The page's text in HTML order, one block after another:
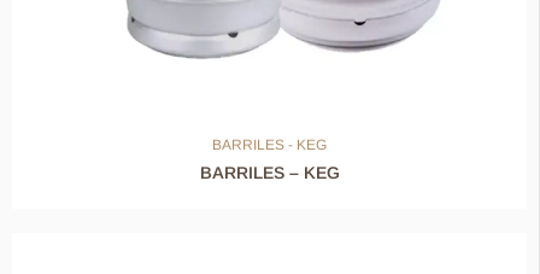
BARRILES - KEG
BARRILES – KEG